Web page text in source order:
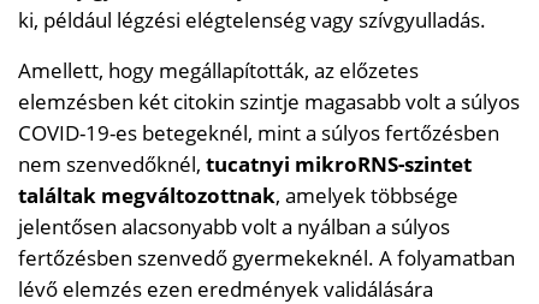
ki, például légzési elégtelenség vagy szívgyulladás.
Amellett, hogy megállapították, az előzetes
elemzésben két citokin szintje magasabb volt a súlyos
COVID-19-es betegeknél, mint a súlyos fertőzésben
nem szenvedőknél, tucatnyi mikroRNS-szintet
találtak megváltozottnak, amelyek többsége
jelentősen alacsonyabb volt a nyálban a súlyos
fertőzésben szenvedő gyermekeknél. A folyamatban
lévő elemzés ezen eredmények validálására